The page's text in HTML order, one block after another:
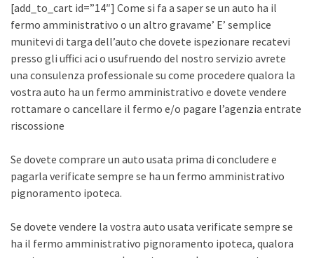
[add_to_cart id=”14″] Come si fa a saper se un auto ha il
fermo amministrativo o un altro gravame’ E’ semplice
munitevi di targa dell’auto che dovete ispezionare recatevi
presso gli uffici aci o usufruendo del nostro servizio avrete
una consulenza professionale su come procedere qualora la
vostra auto ha un fermo amministrativo e dovete vendere
rottamare o cancellare il fermo e/o pagare l’agenzia entrate
riscossione
Se dovete comprare un auto usata prima di concludere e
pagarla verificate sempre se ha un fermo amministrativo
pignoramento ipoteca.
Se dovete vendere la vostra auto usata verificate sempre se
ha il fermo amministrativo pignoramento ipoteca, qualora